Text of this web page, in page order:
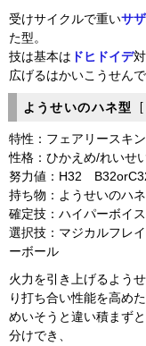
受けサイクルで重いサ
た型。
技は基本は ドヒドイデ
広げるはかいこうせんで
ようせいのハネ型 [
特性：フェアリースキン
性格：ひかえめ/れいせ
努力値：H32
持ち物：ようせいのハネ
確定技：ハイパーボイ
選択技：マジカルフレ
ーボール
火力を引き上げるよう
り打ち合い性能を高めた
めいそうと違い積まず
分けでき、